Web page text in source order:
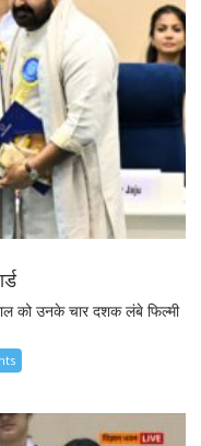
को उनके चार दशक लंबे फिल्मी